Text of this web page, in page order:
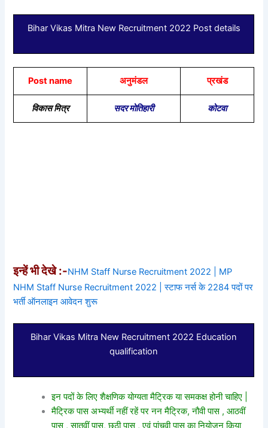
Bihar Vikas Mitra New Recruitment 2022 Post details
Post name अनुमंडल प्रखंड
विकास मित्र सदर मोतिहारी कोटवा
इन्हें भी देखे :-NHM Staff Nurse Recruitment 2022 | MP
NHM Staff Nurse Recruitment 2022 | स्टाफ नर्स के 2284 पदों पर
भर्ती ऑनलाइन आवेदन शुरू
Bihar Vikas Mitra New Recruitment 2022 Education
qualification
इन पदों के लिए शैक्षणिक योग्यता मैट्रिक या समकक्ष होनी चाहिए |
मैट्रिक पास अभ्यर्थी नहीं रहें पर नन मैट्रिक, नौवी पास , आठवीं